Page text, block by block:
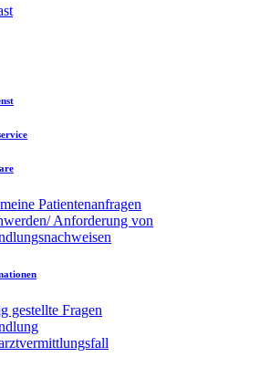
Patientenanfragen
Anforderung von
gestellte Fragen